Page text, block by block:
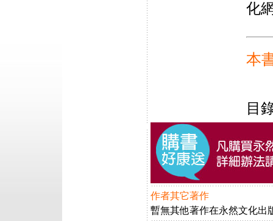
化
本
目
作者其它著作
暫無其他著作在永然文化出